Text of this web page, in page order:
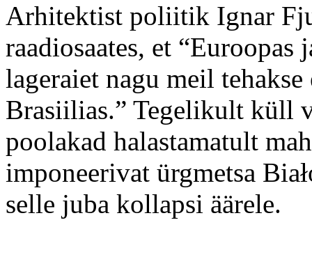
Arhitektist poliitik Ignar
raadiosaates, et
lageraiet nagu meil
Brasiilias.” Tegelikult küll
poolakad halastamatult
imponeerivat ürgmetsa
selle juba kollapsi äärele.